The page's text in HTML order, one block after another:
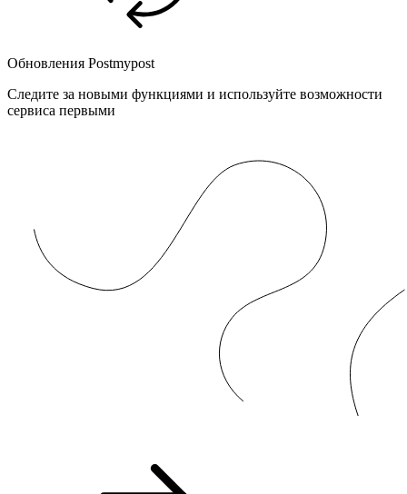
Обновления Postmypost
Следите за новыми функциями и используйте возможности
сервиса первыми